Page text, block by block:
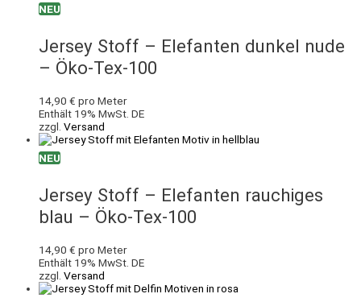
NEU
Jersey Stoff – Elefanten dunkel nude
– Öko-Tex-100
14,90 € pro Meter
Enthält 19% MwSt. DE
zzgl. Versand
NEU
Jersey Stoff – Elefanten rauchiges
blau – Öko-Tex-100
14,90 € pro Meter
Enthält 19% MwSt. DE
zzgl. Versand